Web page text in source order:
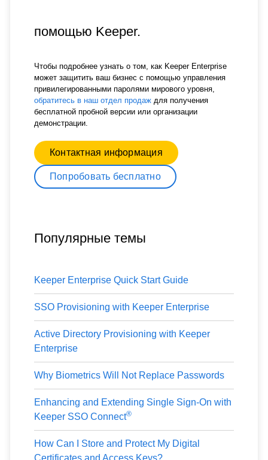
Популярные темы
Keeper Enterprise Quick Start Guide
SSO Provisioning with Keeper Enterprise
Active Directory Provisioning with Keeper
Enterprise
Why Biometrics Will Not Replace Passwords
Enhancing and Extending Single Sign-On with
Keeper SSO Connect®
How Can I Store and Protect My Digital
Certificates and Access Keys?
помощью Keeper.
Чтобы подробнее узнать о том, как Keeper Enterprise
может защитить ваш бизнес с помощью управления
привилегированными паролями мирового уровня,
обратитесь в наш отдел продаж для получения
бесплатной пробной версии или организации
демонстрации.
Контактная информация
Попробовать бесплатно